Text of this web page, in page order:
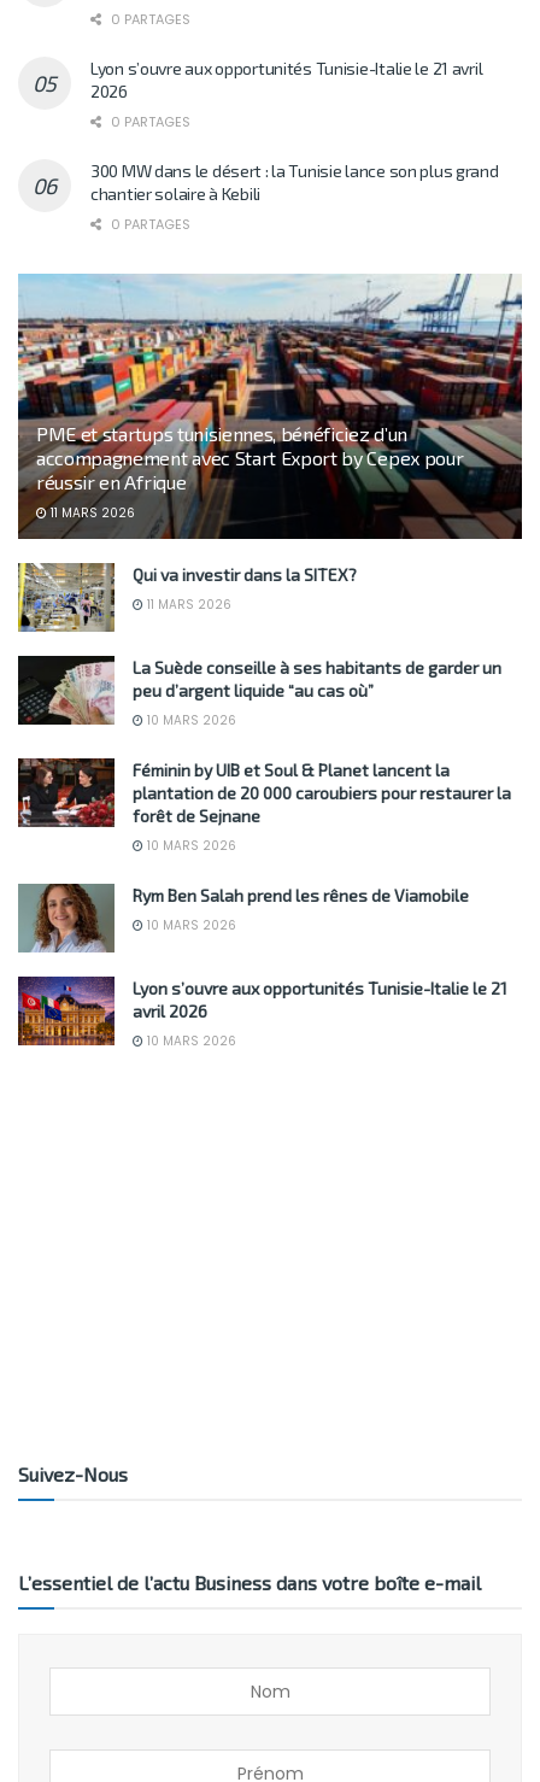
0 PARTAGES
Lyon s’ouvre aux opportunités Tunisie-Italie le 21 avril
2026
0 PARTAGES
300 MW dans le désert : la Tunisie lance son plus grand
chantier solaire à Kebili
0 PARTAGES
PME et startups tunisiennes, bénéficiez d’un
accompagnement avec Start Export by Cepex pour
réussir en Afrique
11 MARS 2026
Qui va investir dans la SITEX?
11 MARS 2026
La Suède conseille à ses habitants de garder un
peu d’argent liquide “au cas où”
10 MARS 2026
Féminin by UIB et Soul & Planet lancent la
plantation de 20 000 caroubiers pour restaurer la
forêt de Sejnane
10 MARS 2026
Rym Ben Salah prend les rênes de Viamobile
10 MARS 2026
Lyon s’ouvre aux opportunités Tunisie-Italie le 21
avril 2026
10 MARS 2026
Suivez-Nous
L’essentiel de l’actu Business dans votre boîte e-mail